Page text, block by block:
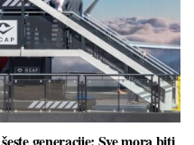
generacije: Sve mora biti